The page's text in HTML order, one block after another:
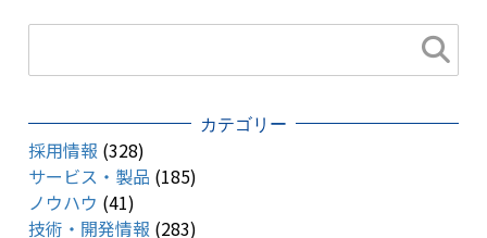
カテゴリー
採用情報 (328)
サービス・製品 (185)
ノウハウ (41)
技術・開発情報 (283)